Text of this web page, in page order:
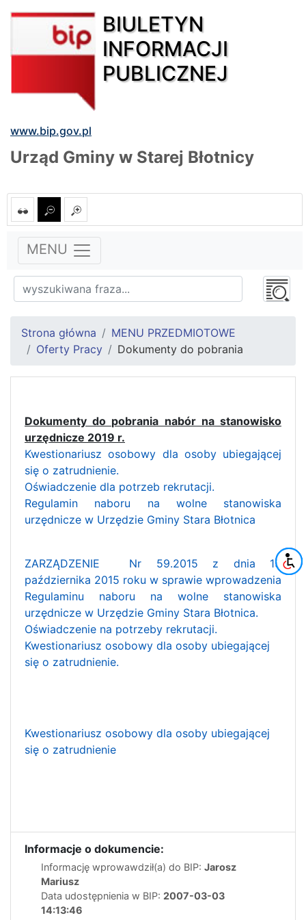
BIULETYN
INFORMACJI
PUBLICZNEJ
www.bip.gov.pl
Urząd Gminy w Starej Błotnicy
MENU
Strona główna
MENU PRZEDMIOTOWE
Oferty Pracy
Dokumenty do pobrania
Dokumenty do pobrania nabór na stanowisko
urzędnicze 2019 r.
Kwestionariusz osobowy dla osoby ubiegającej
się o zatrudnienie.
Oświadczenie dla potrzeb rekrutacji.
Regulamin naboru na wolne stanowiska
urzędnicze w Urzędzie Gminy Stara Błotnica
ZARZĄDZENIE Nr 59.2015 z dnia 15
października 2015 roku w sprawie wprowadzenia
Regulaminu naboru na wolne stanowiska
urzędnicze w Urzędzie Gminy Stara Błotnica.
Oświadczenie na potrzeby rekrutacji.
Kwestionariusz osobowy dla osoby ubiegającej
się o zatrudnienie.
Kwestionariusz osobowy dla osoby ubiegającej
się o zatrudnienie
Informacje o dokumencie:
Informację wprowawdził(a) do BIP: Jarosz
Mariusz
Data udostępnienia w BIP: 2007-03-03
14:13:46